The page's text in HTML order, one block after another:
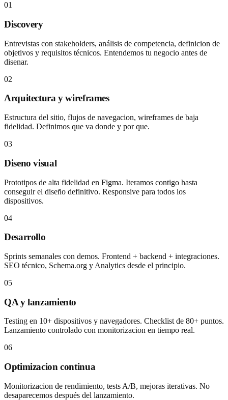
01
Discovery
Entrevistas con stakeholders, análisis de competencia, definicion de
objetivos y requisitos técnicos. Entendemos tu negocio antes de
disenar.
02
Arquitectura y wireframes
Estructura del sitio, flujos de navegacion, wireframes de baja
fidelidad. Definimos que va donde y por que.
03
Diseno visual
Prototipos de alta fidelidad en Figma. Iteramos contigo hasta
conseguir el diseño definitivo. Responsive para todos los
dispositivos.
04
Desarrollo
Sprints semanales con demos. Frontend + backend + integraciones.
SEO técnico, Schema.org y Analytics desde el principio.
05
QA y lanzamiento
Testing en 10+ dispositivos y navegadores. Checklist de 80+ puntos.
Lanzamiento controlado con monitorizacion en tiempo real.
06
Optimizacion continua
Monitorizacion de rendimiento, tests A/B, mejoras iterativas. No
desaparecemos después del lanzamiento.